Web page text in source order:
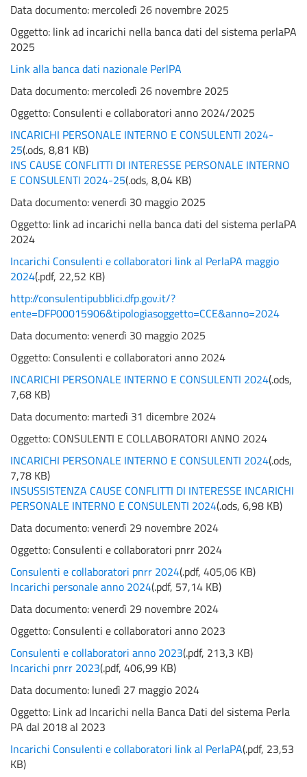
Data documento: mercoledì 26 novembre 2025
Oggetto: link ad incarichi nella banca dati del sistema perlaPA
2025
Link alla banca dati nazionale PerlPA
Data documento: mercoledì 26 novembre 2025
Oggetto: Consulenti e collaboratori anno 2024/2025
INCARICHI PERSONALE INTERNO E CONSULENTI 2024-
25(.ods, 8,81 KB)
INS CAUSE CONFLITTI DI INTERESSE PERSONALE INTERNO
E CONSULENTI 2024-25(.ods, 8,04 KB)
Data documento: venerdì 30 maggio 2025
Oggetto: link ad incarichi nella banca dati del sistema perlaPA
2024
Incarichi Consulenti e collaboratori link al PerlaPA maggio
2024(.pdf, 22,52 KB)
http://consulentipubblici.dfp.gov.it/?
ente=DFP00015906&tipologiasoggetto=CCE&anno=2024
Data documento: venerdì 30 maggio 2025
Oggetto: Consulenti e collaboratori anno 2024
INCARICHI PERSONALE INTERNO E CONSULENTI 2024(.ods,
7,68 KB)
Data documento: martedì 31 dicembre 2024
Oggetto: CONSULENTI E COLLABORATORI ANNO 2024
INCARICHI PERSONALE INTERNO E CONSULENTI 2024(.ods,
7,78 KB)
INSUSSISTENZA CAUSE CONFLITTI DI INTERESSE INCARICHI
PERSONALE INTERNO E CONSULENTI 2024(.ods, 6,98 KB)
Data documento: venerdì 29 novembre 2024
Oggetto: Consulenti e collaboratori pnrr 2024
Consulenti e collaboratori pnrr 2024(.pdf, 405,06 KB)
Incarichi personale anno 2024(.pdf, 57,14 KB)
Data documento: venerdì 29 novembre 2024
Oggetto: Consulenti e collaboratori anno 2023
Consulenti e collaboratori anno 2023(.pdf, 213,3 KB)
Incarichi pnrr 2023(.pdf, 406,99 KB)
Data documento: lunedì 27 maggio 2024
Oggetto: Link ad Incarichi nella Banca Dati del sistema Perla
PA dal 2018 al 2023
Incarichi Consulenti e collaboratori link al PerlaPA(.pdf, 23,53
KB)